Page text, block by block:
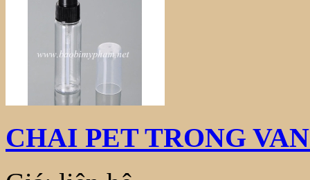
CHAI PET TRONG